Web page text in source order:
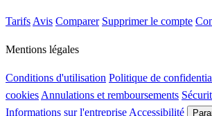
Tarifs Avis Comparer Supprimer le compte
Mentions légales
Conditions d'utilisation Politique de
cookies Annulations et remboursements
Informations sur l'entreprise Accessibilité